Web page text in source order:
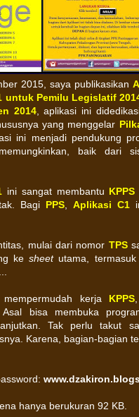
2015, saya publikasikan
untuk Pemilu Legislatif
2014, aplikasi ini
yang menggelar
ini menjadi pendukung
baik dari
ini sangat membantu KPPS
Bagi PPS Aplikasi C1
mulai dari nomor TPS
kesheetutama, termasuk
kerja KPPS
bisa membuka
Tak perlu takut
Karena, bagian-bagian
hanya berukuran 92 KB.